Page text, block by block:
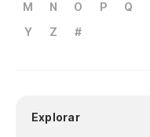
M
N O P Q
Y
Z #
Explorar